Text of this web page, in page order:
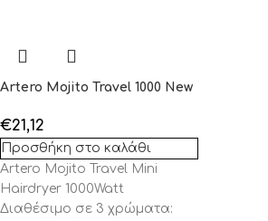
Artero Mojito Travel 1000 New
€21,12
Προσθήκη στο καλάθι
Artero Mojito Travel Mini
Hairdryer 1000Watt
Διαθέσιμο σε 3 χρώματα: